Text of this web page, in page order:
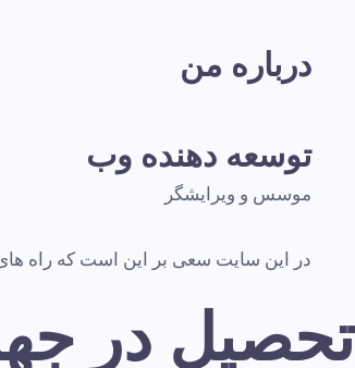
درباره من
توسعه دهنده وب
موسس و ویرایشگر
در این سایت سعی بر این است که راه
تحصیل در